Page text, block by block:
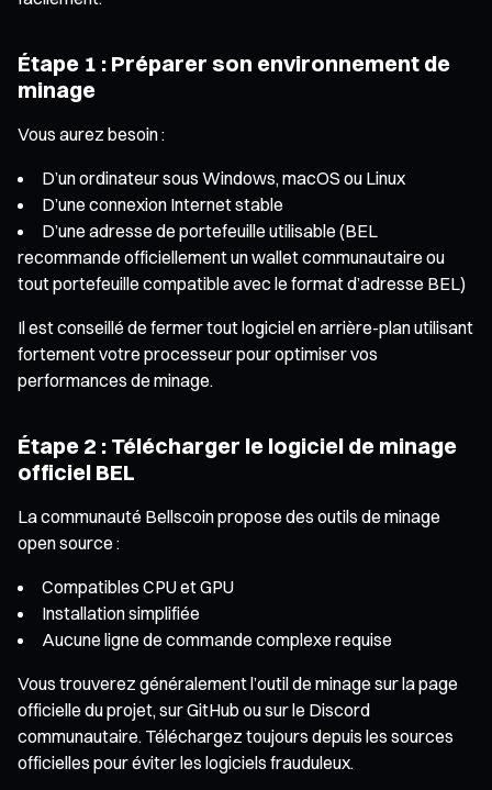
Étape 1 : Préparer son environnement de
minage
Vous aurez besoin :
D’un ordinateur sous Windows, macOS ou Linux
D’une connexion Internet stable
D’une adresse de portefeuille utilisable (BEL
recommande officiellement un wallet communautaire ou
tout portefeuille compatible avec le format d’adresse BEL)
Il est conseillé de fermer tout logiciel en arrière-plan utilisant
fortement votre processeur pour optimiser vos
performances de minage.
Étape 2 : Télécharger le logiciel de minage
officiel BEL
La communauté Bellscoin propose des outils de minage
open source :
Compatibles CPU et GPU
Installation simplifiée
Aucune ligne de commande complexe requise
Vous trouverez généralement l’outil de minage sur la page
officielle du projet, sur GitHub ou sur le Discord
communautaire. Téléchargez toujours depuis les sources
officielles pour éviter les logiciels frauduleux.